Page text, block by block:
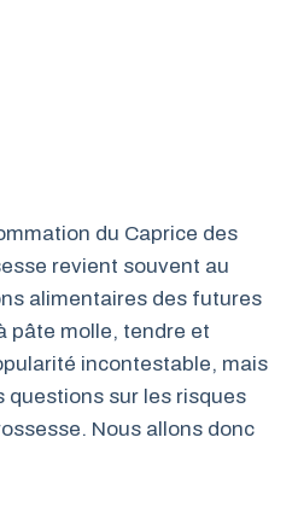
du Caprice des
revient souvent au
alimentaires des futures
pâte molle, tendre et
incontestable, mais
questions sur les risques
Nous allons donc